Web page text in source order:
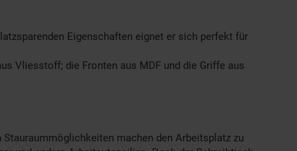
Eigenschaften eignet er sich perfekt für
Vliesstoff; die Fronten aus MDF und die Griffe aus
machen den Arbeitsplatz zu